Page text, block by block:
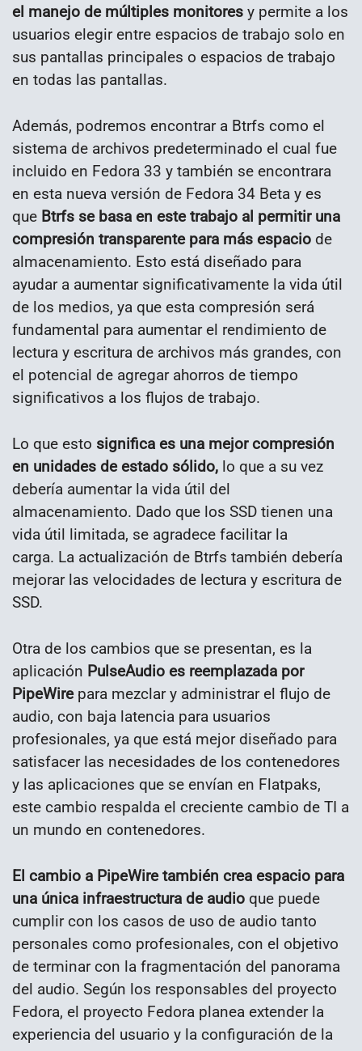
el manejo de múltiples monitores y permite a los
usuarios elegir entre espacios de trabajo solo en
sus pantallas principales o espacios de trabajo
en todas las pantallas.
Además, podremos encontrar a Btrfs como el
sistema de archivos predeterminado el cual fue
incluido en Fedora 33 y también se encontrara
en esta nueva versión de Fedora 34 Beta y es
que Btrfs se basa en este trabajo al permitir una
compresión transparente para más espacio de
almacenamiento. Esto está diseñado para
ayudar a aumentar significativamente la vida útil
de los medios, ya que esta compresión será
fundamental para aumentar el rendimiento de
lectura y escritura de archivos más grandes, con
el potencial de agregar ahorros de tiempo
significativos a los flujos de trabajo.
Lo que esto significa es una mejor compresión
en unidades de estado sólido, lo que a su vez
debería aumentar la vida útil del
almacenamiento. Dado que los SSD tienen una
vida útil limitada, se agradece facilitar la
carga. La actualización de Btrfs también debería
mejorar las velocidades de lectura y escritura de
SSD.
Otra de los cambios que se presentan, es la
aplicación PulseAudio es reemplazada por
PipeWire para mezclar y administrar el flujo de
audio, con baja latencia para usuarios
profesionales, ya que está mejor diseñado para
satisfacer las necesidades de los contenedores
y las aplicaciones que se envían en Flatpaks,
este cambio respalda el creciente cambio de TI a
un mundo en contenedores.
El cambio a PipeWire también crea espacio para
una única infraestructura de audio que puede
cumplir con los casos de uso de audio tanto
personales como profesionales, con el objetivo
de terminar con la fragmentación del panorama
del audio. Según los responsables del proyecto
Fedora, el proyecto Fedora planea extender la
experiencia del usuario y la configuración de la